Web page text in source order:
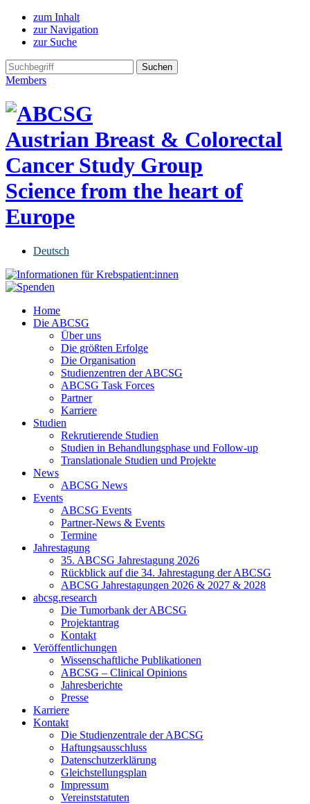
zum Inhalt
zur Navigation
zur Suche
Members
Austrian Breast & Colorectal
Cancer Study Group
Science from the heart of
Europe
Deutsch
Home
Die ABCSG
Über uns
Die größten Erfolge
Die Organisation
Studienzentren der ABCSG
ABCSG Task Forces
Partner
Karriere
Studien
Rekrutierende Studien
Studien in Behandlungsphase und Follow-up
Translationale Studien und Projekte
News
ABCSG News
Events
ABCSG Events
Partner-News & Events
Termine
Jahrestagung
35. ABCSG Jahrestagung 2026
Rückblick auf die 34. Jahrestagung der ABCSG
ABCSG Jahrestagungen 2026 & 2027 & 2028
abcsg.research
Die Tumorbank der ABCSG
Projektantrag
Kontakt
Veröffentlichungen
Wissenschaftliche Publikationen
ABCSG – Clinical Opinions
Jahresberichte
Presse
Karriere
Kontakt
Die Studienzentrale der ABCSG
Haftungsausschluss
Datenschutzerklärung
Gleichstellungsplan
Impressum
Vereinststatuten